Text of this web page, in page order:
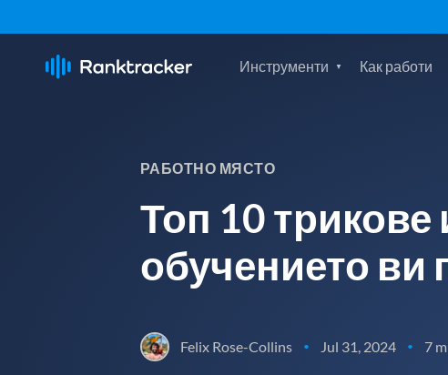
Инструменти Как работи
РАБОТНО МЯСТО
Топ 10 трикове
обучението ви
Felix Rose-Collins • Jul 31, 2024 • 7